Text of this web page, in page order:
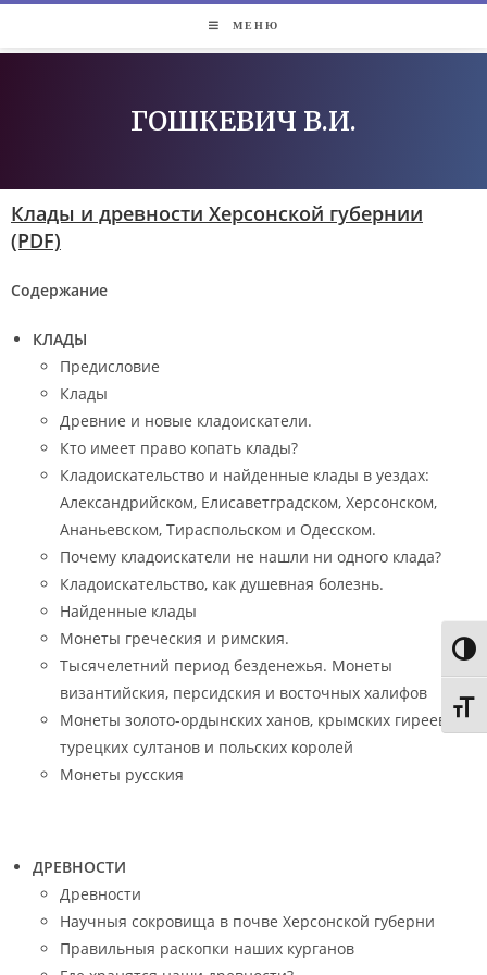
МЕНЮ
ГOШКЕВИЧ В.И.
Клады и древности Херсонской губернии
(PDF)
Содержание
КЛАДЫ
Предисловие
Клады
Древние и новые кладоискатели.
Кто имеет право копать клады?
Кладоискательство и найденные клады в уездах:
Александрийском, Елисаветградском, Херсонском,
Ананьевском, Тираспольском и Одесском.
Почему кладоискатели не нашли ни одного клада?
Кладоискательство, как душевная болезнь.
Найденные клады
Монеты греческия и римския.
Тысячелетний период безденежья. Монеты
византийския, персидския и восточных халифов
Монеты золото-ордынских ханов, крымских гиреев,
турецких султанов и польских королей
Монеты русския
ДРЕВНОСТИ
Древности
Научныя сокровища в почве Херсонской губерни
Правильныя раскопки наших курганов